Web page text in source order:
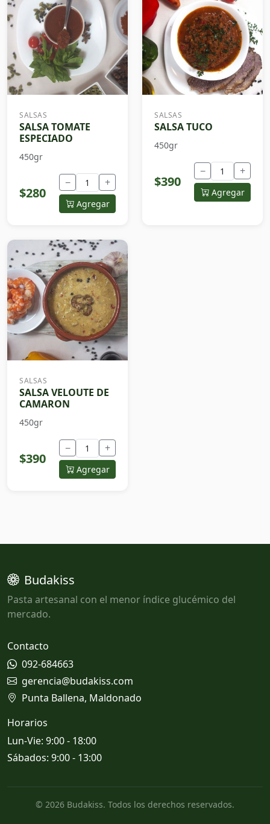
SALSAS
SALSA TOMATE
ESPECIADO
450gr
$280
− +
Agregar
SALSAS
SALSA TUCO
450gr
$390
− +
Agregar
SALSAS
SALSA VELOUTE DE
CAMARON
450gr
$390
− +
Agregar
Budakiss
Pasta artesanal con el menor índice glucémico del
mercado.
Contacto
092-684663
gerencia@budakiss.com
Punta Ballena, Maldonado
Horarios
Lun-Vie: 9:00 - 18:00
Sábados: 9:00 - 13:00
© 2026 Budakiss. Todos los derechos reservados.